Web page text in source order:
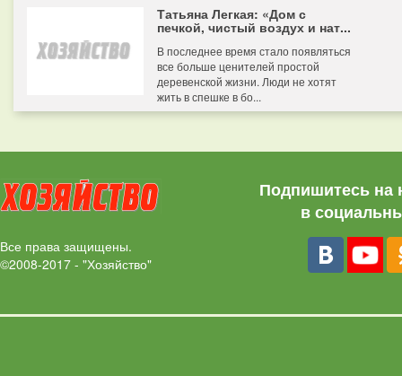
Татьяна Легкая: «Дом с
печкой, чистый воздух и нат...
В последнее время стало появляться
все больше ценителей простой
деревенской жизни. Люди не хотят
жить в спешке в бо...
Все права защищены.
©2008-2017 - "Хозяйство"
Подпишитесь на
в